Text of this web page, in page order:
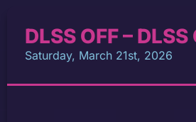
DLSS OFF – DLSS
Saturday, March 21st, 2026